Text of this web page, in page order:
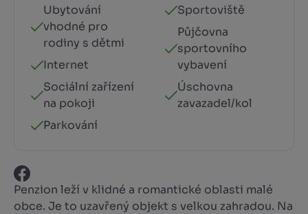
Ubytování
vhodné pro
rodiny s dětmi
Internet
Sociální zařízení
na pokoji
Parkování
Sportoviště
Půjčovna
sportovního
vybavení
Úschovna
zavazadel/kol
Penzion leží v klidné a romantické oblasti malé
obce. Je to uzavřený objekt s velkou zahradou. Na